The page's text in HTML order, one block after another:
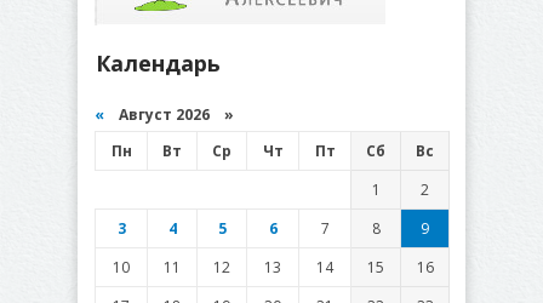
Календарь
« Август 2026 »
Пн
Вт Ср Чт Пт Сб
Вс
1
2
3
4 5 6 7 8
9
10
11 12 13 14 15
16